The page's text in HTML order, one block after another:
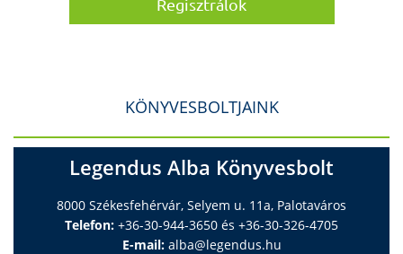
KÖNYVESBOLTJAINK
Legendus Alba Könyvesbolt
8000 Székesfehérvár, Selyem u. 11a, Palotaváros
Telefon: +36-30-944-3650 és +36-30-326-4705
E-mail: alba@legendus.hu